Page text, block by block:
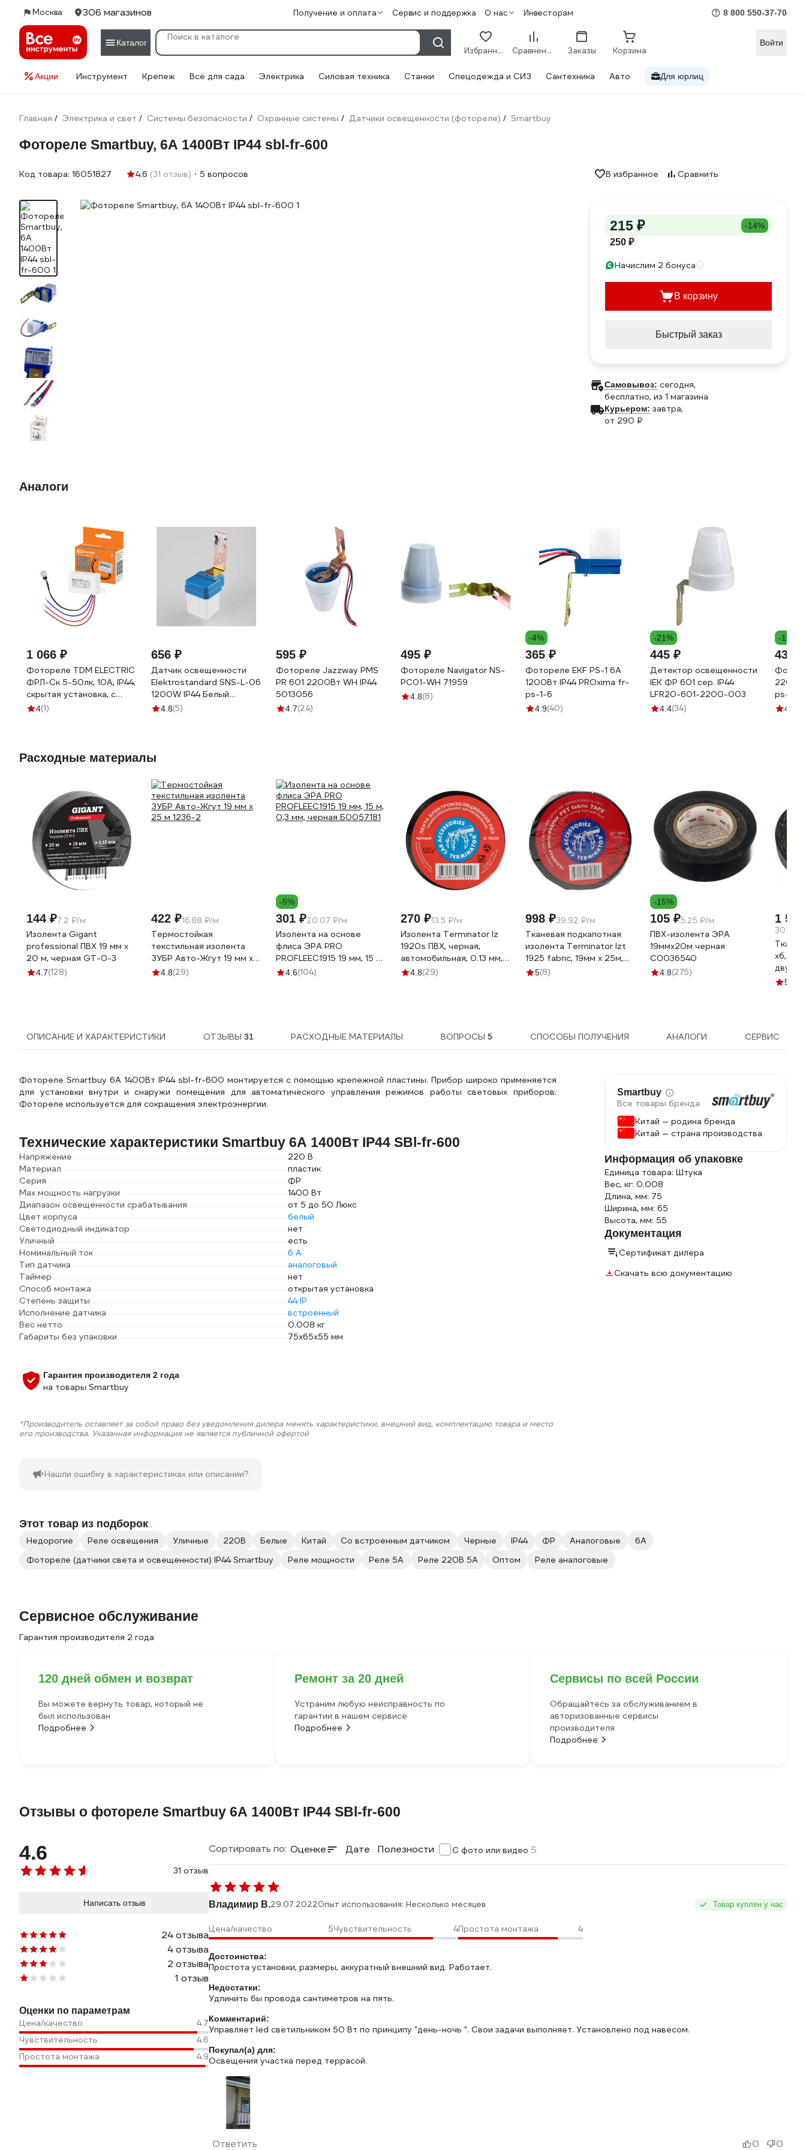
Москва 306 магазинов Получение и оплата Сервис и поддержка О нас Инвесторам 8 800 550-37-70
Каталог
Избранное Сравнение Заказы Корзина
Войти
Акции Инструмент Крепеж Всё для сада Электрика Силовая техника Станки Спецодежда и СИЗ Сантехника Авто Для юрлиц
Главная / Электрика и свет / Системы безопасности / Охранные системы / Датчики освещенности (фотореле) / Smartbuy
Фотореле Smartbuy, 6А 1400Вт IP44 sbl-fr-600
Код товара: 16051827 4.6 (31 отзыв) 5 вопросов В избранное Сравнить
215 ₽ -14%
250 ₽
Начислим 2 бонуса
В корзину
Быстрый заказ
Самовывоз: сегодня,
бесплатно, из 1 магазина
Курьером: завтра,
от 290 ₽
Аналоги
1 066 ₽
Фотореле TDM ELECTRIC
ФРЛ-Ск 5-50лк, 10А, IP44,
скрытая установка, с
датчиком, IP44 SQ0324-
4(1)
656 ₽
Датчик освещенности
Elektrostandard SNS-L-06
1200W IP44 Белый
a026126
4.8(5)
595 ₽
Фотореле Jazzway PMS
PR 601 2200Вт WH IP44
5013056
4.7(24)
495 ₽
Фотореле Navigator NS-
PC01-WH 71959
4.8(8)
-4%
365 ₽
Фотореле EKF PS-1 6А
1200Вт IP44 PROxima fr-
ps-1-6
4.9(40)
-21%
445 ₽
Детектор освещенности
IEK ФР 601 сер. IP44
LFR20-601-2200-003
4.4(34)
-13%
435 ₽
ps-2-
4.6
Расходные материалы
144 ₽7.2 ₽/м
Изолента Gigant
professional ПВХ 19 мм х
20 м, черная GT-0-3
4.7(128)
422 ₽16.88 ₽/м
Термостойкая
текстильная изолента
ЗУБР Авто-Жгут 19 мм х
25 м 1236-2
4.8(29)
-5%
301 ₽20.07 ₽/м
Изолента на основе
флиса ЭРА PRO
PROFLEEC1915 19 мм, 15 м,
0,3 мм, черная Б0057181
4.6(104)
270 ₽13.5 ₽/м
Изолента Terminator Iz
1920s ПВХ, черная,
автомобильная, 0.13 мм,
19 мм, 20 м 2000251
4.8(29)
998 ₽39.92 ₽/м
Тканевая подкапотная
изолента Terminator Izt
1925 fabric, 19мм х 25м,
толщина 0,25мм
5(8)
-15%
105 ₽5.25 ₽/м
ПВХ-изолента ЭРА
19ммх20м черная
C0036540
4.8(275)
1
30.36
хб,
0.4
5
ОПИСАНИЕ И ХАРАКТЕРИСТИКИ ОТЗЫВЫ 31 РАСХОДНЫЕ МАТЕРИАЛЫ ВОПРОСЫ 5 СПОСОБЫ ПОЛУЧЕНИЯ АНАЛОГИ СЕРВИС
Фотореле Smartbuy 6А 1400Вт IP44 sbl-fr-600 монтируется с помощью крепежной пластины. Прибор широко применяется
для установки внутри и снаружи помещения для автоматического управления режимов работы световых приборов.
Фотореле используется для сокращения электроэнергии.
Технические характеристики Smartbuy 6А 1400Вт IP44 SBl-fr-600
Напряжение
220 В
Материал
пластик
Серия
ФР
Max мощность нагрузки
1400 Вт
Диапазон освещенности срабатывания
от 5 до 50 Люкс
Цвет корпуса
белый
Светодиодный индикатор
нет
Уличный
есть
Номинальный ток
6 А
Тип датчика
аналоговый
Таймер
нет
Способ монтажа
открытая установка
Степень защиты
44 IP
Исполнение датчика
встроенный
Вес нетто
0.008 кг
Габариты без упаковки
75х65х55 мм
Гарантия производителя 2 года
на товары Smartbuy
*Производитель оставляет за собой право без уведомления дилера менять характеристики, внешний вид, комплектацию товара и место
его производства. Указанная информация не является публичной офертой
Нашли ошибку в характеристиках или описании?
Smartbuy
Все товары бренда
Китай — родина бренда
Китай — страна производства
Информация об упаковке
Единица товара: Штука
Вес, кг: 0.008
Длина, мм: 75
Ширина, мм: 65
Высота, мм: 55
Документация
Сертификат дилера
Скачать всю документацию
Этот товар из подборок
Недорогие Реле освещения Уличные 220В Белые Китай Со встроенным датчиком Черные IP44 ФР Аналоговые
6А
Фотореле (датчики света и освещенности) IP44 Smartbuy
Реле мощности Реле 5А Реле 220В 5А Оптом Реле аналоговые
Сервисное обслуживание
Гарантия производителя 2 года
120 дней обмен и возврат
Вы можете вернуть товар, который не
был использован
Подробнее
Ремонт за 20 дней
Устраним любую неисправность по
гарантии в нашем сервисе
Подробнее
Сервисы по всей России
Обращайтесь за обслуживанием в
авторизованные сервисы
производителя
Подробнее
Отзывы о фотореле Smartbuy 6А 1400Вт IP44 SBl-fr-600
4.6
31 отзыв
Написать отзыв
24 отзыва
4 отзыва
2 отзыва
1 отзыв
Оценки по параметрам
Цена/качество
4.7
Чувствительность
4.6
Простота монтажа
4.9
Сортировать по: Оценке Дате Полезности С фото или видео 5
Владимир В.29.07.2022Опыт использования: Несколько месяцев Товар куплен у нас
Цена/качество 5Чувствительность 4Простота монтажа 4
Достоинства:
Простота установки, размеры, аккуратный внешний вид. Работает.
Недостатки:
Удлинить бы провода сантиметров на пять.
Комментарий:
Управляет led светильником 50 Вт по принципу "день-ночь ". Свои задачи выполняет. Установлено под навесом.
Покупал(а) для:
Освещения участка перед террасой.
Ответить 0 0